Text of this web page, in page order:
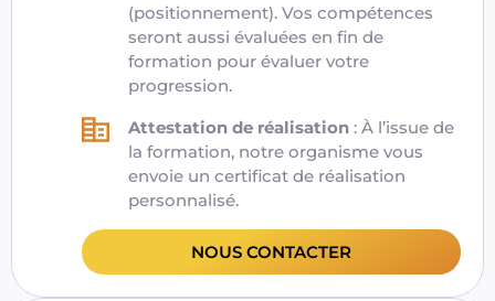
(positionnement). Vos compétences
seront aussi évaluées en fin de
formation pour évaluer votre
progression.
Attestation de réalisation : À l’issue de
la formation, notre organismevous
envoie un certificat de réalisation
personnalisé.
NOUS CONTACTER